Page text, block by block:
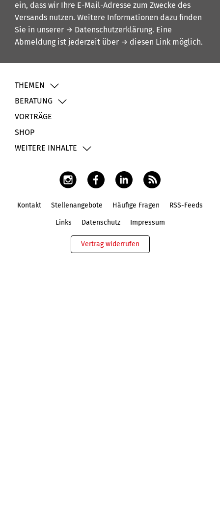
ein, dass wir Ihre E-Mail-Adresse zum Zwecke des
Versands nutzen. Weitere Informationen dazu finden
Sie in unserer → Datenschutzerklärung. Eine
Abmeldung ist jederzeit über → diesen Link möglich.
THEMEN
BERATUNG
VORTRÄGE
SHOP
WEITERE INHALTE
Kontakt Stellenangebote Häufige Fragen RSS-Feeds
Links Datenschutz Impressum
Vertrag widerrufen